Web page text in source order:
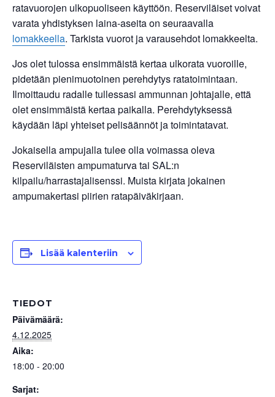
ratavuorojen ulkopuoliseen käyttöön. Reserviläiset voivat
varata yhdistyksen laina-aseita on seuraavalla
lomakkeella. Tarkista vuorot ja varausehdot lomakkeelta.
Jos olet tulossa ensimmäistä kertaa ulkorata vuoroille,
pidetään pienimuotoinen perehdytys ratatoimintaan.
Ilmoittaudu radalle tullessasi ammunnan johtajalle, että
olet ensimmäistä kertaa paikalla. Perehdytyksessä
käydään läpi yhteiset pelisäännöt ja toimintatavat.
Jokaisella ampujalla tulee olla voimassa oleva
Reserviläisten ampumaturva tai SAL:n
kilpailu/harrastajalisenssi. Muista kirjata jokainen
ampumakertasi piirien ratapäiväkirjaan.
Lisää kalenteriin
TIEDOT
Päivämäärä:
4.12.2025
Aika:
18:00 - 20:00
Sarjat: